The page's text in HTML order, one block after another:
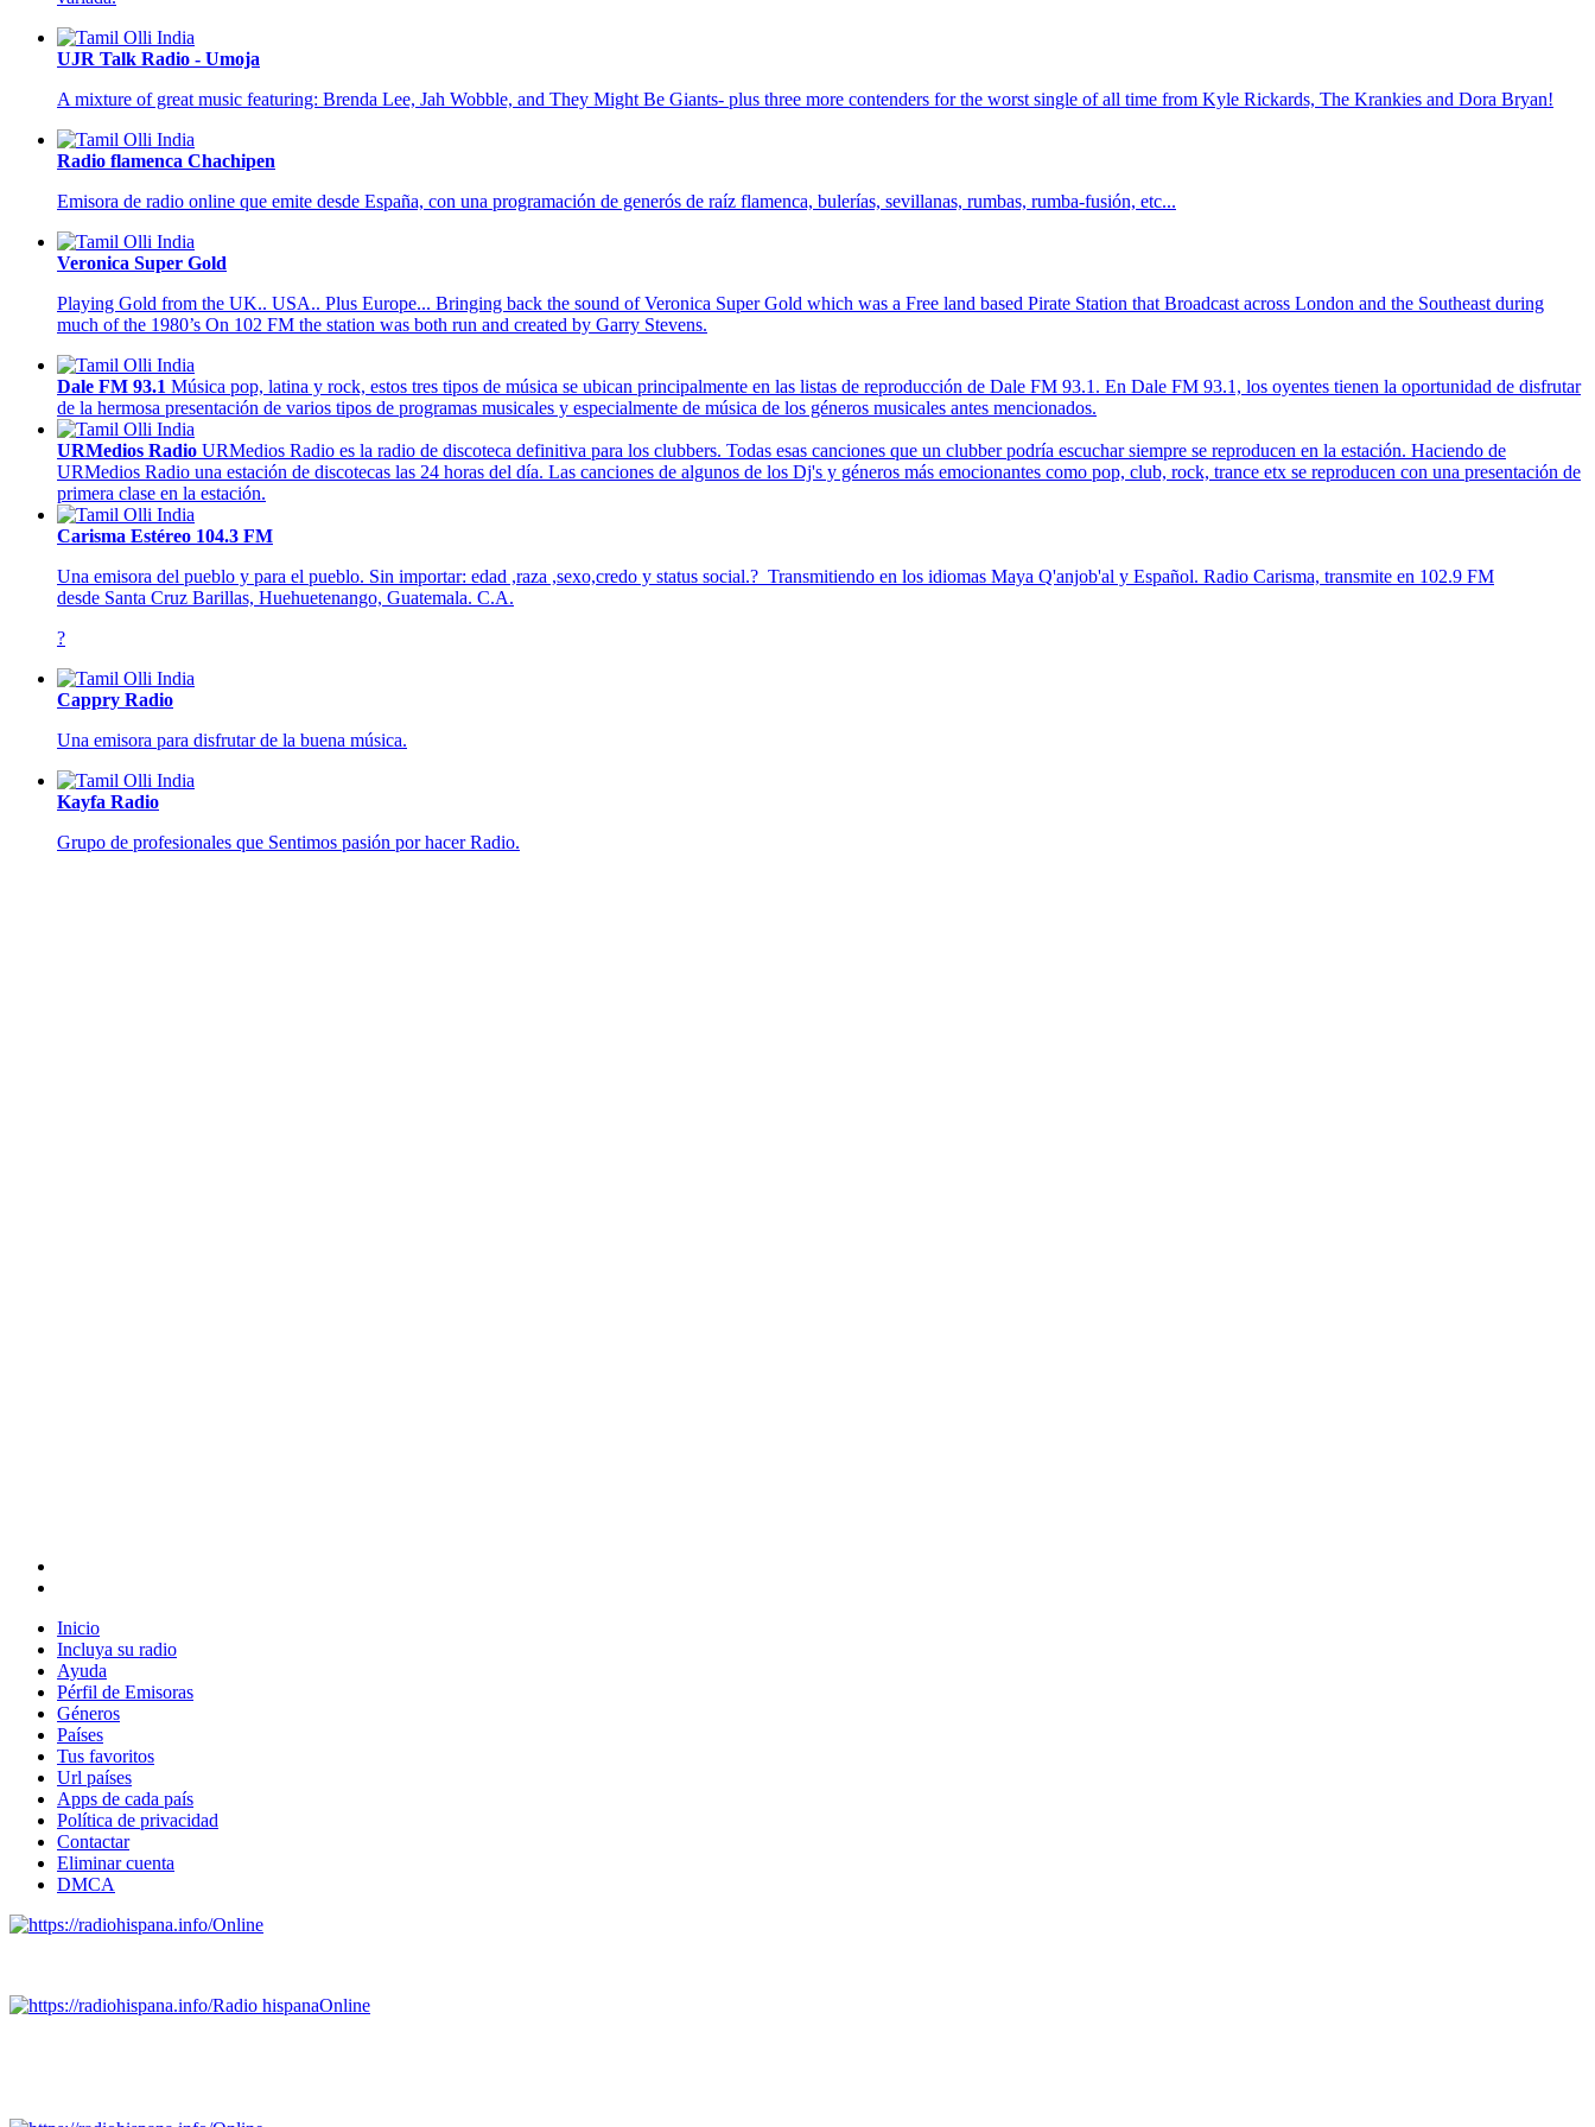
UJR Talk Radio - Umoja
A mixture of great music featuring: Brenda Lee, Jah Wobble, and They Might Be Giants- plus three more contenders for the worst single of all time from Kyle Rickards, The Krankies and Dora Bryan!
Radio flamenca Chachipen
Emisora de radio online que emite desde España, con una programación de generós de raíz flamenca, bulerías, sevillanas, rumbas, rumba-fusión, etc...
Veronica Super Gold
Playing Gold from the UK.. USA.. Plus Europe... Bringing back the sound of Veronica Super Gold which was a Free land based Pirate Station that Broadcast across London and the Southeast during
much of the 1980’s On 102 FM the station was both run and created by Garry Stevens.
Dale FM 93.1 Música pop, latina y rock, estos tres tipos de música se ubican principalmente en las listas de reproducción de Dale FM 93.1. En Dale FM 93.1, los oyentes tienen la oportunidad de disfrutar
de la hermosa presentación de varios tipos de programas musicales y especialmente de música de los géneros musicales antes mencionados.
URMedios Radio URMedios Radio es la radio de discoteca definitiva para los clubbers. Todas esas canciones que un clubber podría escuchar siempre se reproducen en la estación. Haciendo de
URMedios Radio una estación de discotecas las 24 horas del día. Las canciones de algunos de los Dj's y géneros más emocionantes como pop, club, rock, trance etx se reproducen con una presentación de
primera clase en la estación.
Carisma Estéreo 104.3 FM
Una emisora del pueblo y para el pueblo. Sin importar: edad ,raza ,sexo,credo y status social.? Transmitiendo en los idiomas Maya Q'anjob'al y Español. Radio Carisma, transmite en 102.9 FM
desde Santa Cruz Barillas, Huehuetenango, Guatemala. C.A.
?
Cappry Radio
Una emisora para disfrutar de la buena música.
Kayfa Radio
Grupo de profesionales que Sentimos pasión por hacer Radio.
Inicio
Incluya su radio
Ayuda
Pérfil de Emisoras
Géneros
Países
Tus favoritos
Url países
Apps de cada país
Política de privacidad
Contactar
Eliminar cuenta
DMCA
Online
Radio hispanaOnline